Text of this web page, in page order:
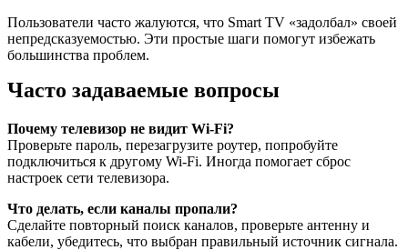
Пользователи часто жалуются, что Smart TV «задолбал» своей
непредсказуемостью. Эти простые шаги помогут избежать
большинства проблем.
Часто задаваемые вопросы
Почему телевизор не видит Wi-Fi?
Проверьте пароль, перезагрузите роутер, попробуйте
подключиться к другому Wi-Fi. Иногда помогает сброс
настроек сети телевизора.
Что делать, если каналы пропали?
Сделайте повторный поиск каналов, проверьте антенну и
кабели, убедитесь, что выбран правильный источник сигнала.